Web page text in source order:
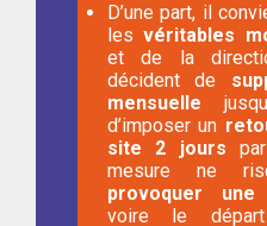
D’une part, il
lesvéritables
et de la
décident de
mensuelle
d’imposer un
site 2 jours
mesure ne
provoquer
voire le départ